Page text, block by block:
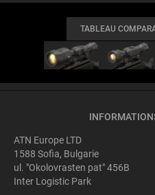
TABLEAU
ATN Europe LTD
1588 Sofia, Bulgarie
ul. "Okolovrasten pat" 456B
Inter Logistic Park